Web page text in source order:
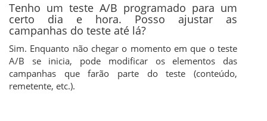
Tenho um teste A/B programado para um
certo dia e hora. Posso ajustar as
campanhas do teste até lá?
Sim. Enquanto não chegar o momento em que o teste
A/B se inicia, pode modificar os elementos das
campanhas que farão parte do teste (conteúdo,
remetente, etc.).